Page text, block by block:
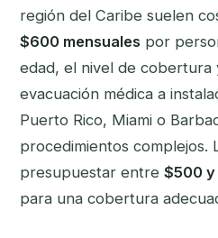
región del Caribe suelen
$600 mensuales por
edad, el nivel de cobertura
evacuación médica a
Puerto Rico, Miami o
procedimientos complejos.
presupuestar entre $500 y
para una cobertura